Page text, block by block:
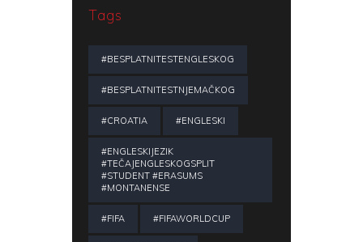
Tags
#BESPLATNITESTENGLESKOG
#BESPLATNITESTNJEMAČKOG
#CROATIA #ENGLESKI
#ENGLESKIJEZIK
#TEČAJENGLESKOGSPLIT
#STUDENT #ERASUMS
#MONTANENSE
#FIFA #FIFAWORLDCUP